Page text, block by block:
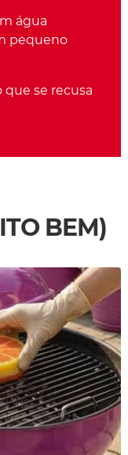
água
pequeno
que se recusa
BEM)